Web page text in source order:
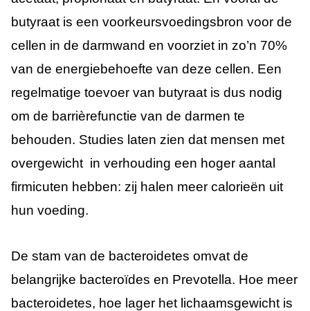
butyraat is een voorkeursvoedingsbron voor de
cellen in de darmwand en voorziet in zo’n 70%
van de energiebehoefte van deze cellen. Een
regelmatige toevoer van butyraat is dus nodig
om de barrièrefunctie van de darmen te
behouden. Studies laten zien dat mensen met
overgewicht in verhouding een hoger aantal
firmicuten hebben: zij halen meer calorieën uit
hun voeding.
De stam van de bacteroidetes omvat de
belangrijke bacteroïdes en Prevotella. Hoe meer
bacteroidetes, hoe lager het lichaamsgewicht is